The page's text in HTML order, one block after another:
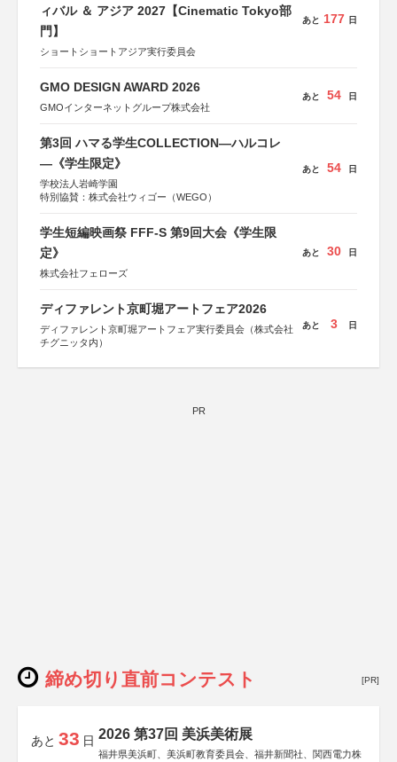
ィバル ＆ アジア 2027【Cinematic Tokyo部
門】
ショートショートアジア実行委員会
あと 177 日
GMO DESIGN AWARD 2026
GMOインターネットグループ株式会社
あと 54 日
第3回 ハマる学生COLLECTION―ハルコレ
―《学生限定》
学校法人岩崎学園
特別協賛：株式会社ウィゴー（WEGO）
あと 54 日
学生短編映画祭 FFF-S 第9回大会《学生限
定》
株式会社フェローズ
あと 30 日
ディファレント京町堀アートフェア2026
ディファレント京町堀アートフェア実行委員会（株式会社
チグニッタ内）
あと 3 日
PR
締め切り直前コンテスト [PR]
あと 33 日 2026 第37回 美浜美術展
福井県美浜町、美浜町教育委員会、福井新聞社、関西電力株